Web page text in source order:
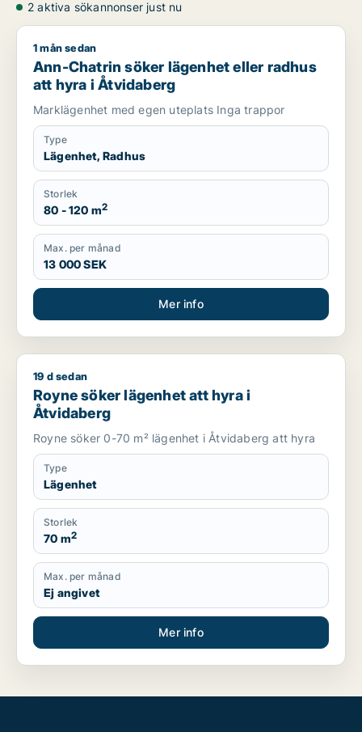
2 aktiva sökannonser just nu
Ann-Chatrin söker lägenhet eller radhus att hyra i
1 mån sedan
Ann-Chatrin söker lägenhet eller radhus
att hyra i Åtvidaberg
Marklägenhet med egen uteplats Inga trappor
Type
Lägenhet, Radhus
Storlek
80 - 120 m2
Max. per månad
13 000 SEK
Mer info
Royne söker lägenhet att hyra i Åtvidaberg
19 d sedan
Royne söker lägenhet att hyra i
Åtvidaberg
Royne söker 0-70 m² lägenhet i Åtvidaberg att hyra
Type
Lägenhet
Storlek
70 m2
Max. per månad
Ej angivet
Mer info